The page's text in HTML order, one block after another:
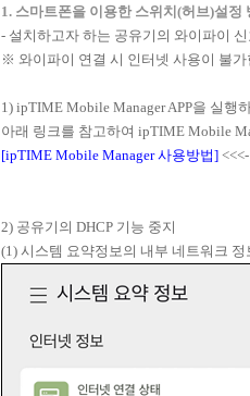
1. 스마트폰을 이용한 스위치(허브)설정
- 설치하고자 하는 공유기의 와이파이
※ 와이파이 연결 시 인터넷 사용이 불
1) ipTIME Mobile Manager APP을 실행
아래 링크를 참고하여 ipTIME Mobile
[ipTIME Mobile Manager 사용방법]
2) 공유기의 DHCP 기능 중지
(1) 시스템 요약정보의 내부 네트워크